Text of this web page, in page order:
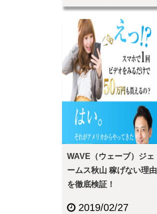
WAVE（ウェーブ）ジェ
ームス秋山 稼げない理由
を徹底検証！
2019/02/27